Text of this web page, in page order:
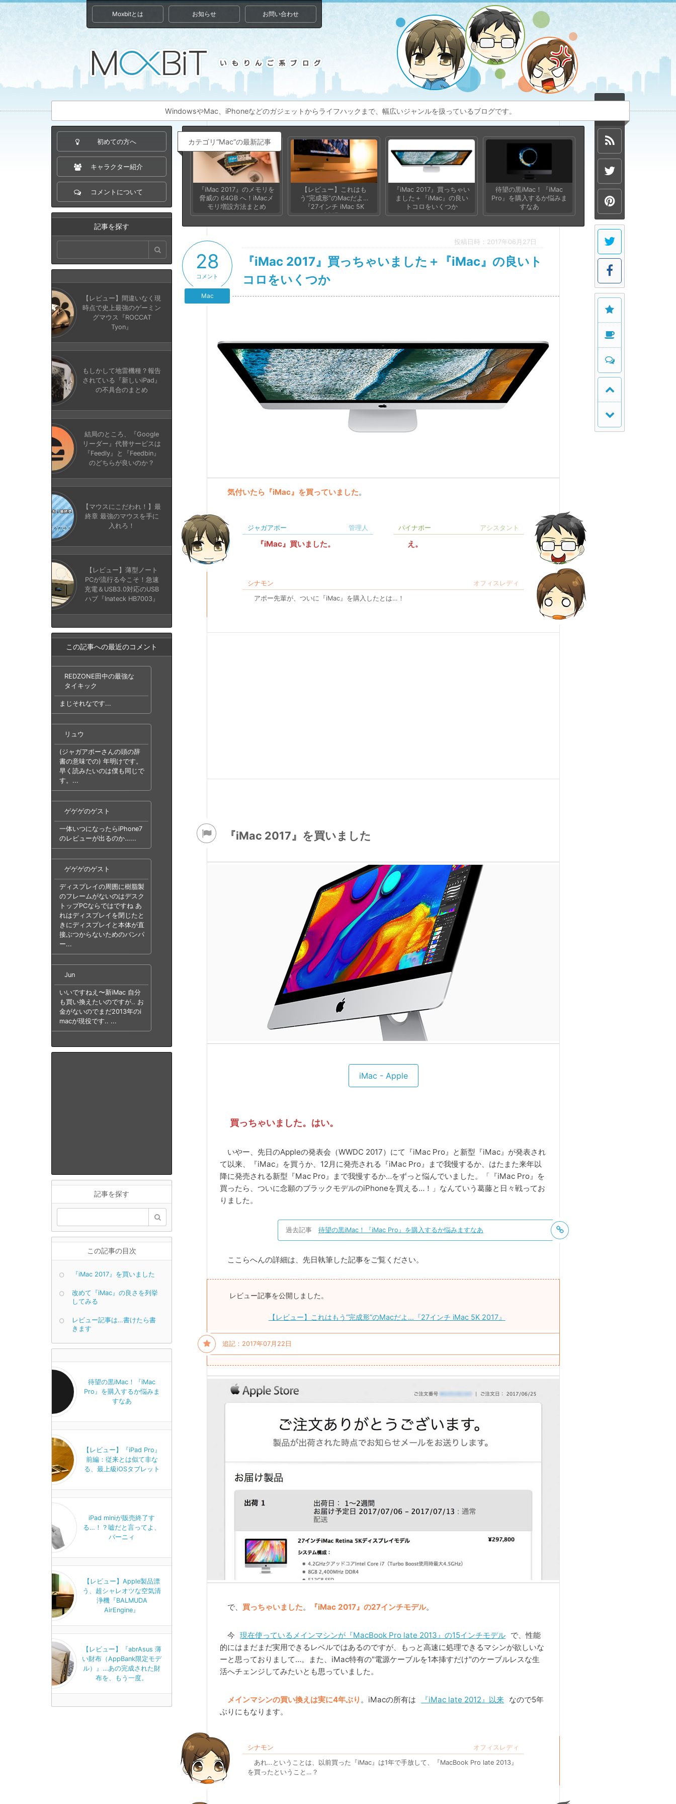
Moxbitとは お知らせ お問い合わせ
WindowsやMac、iPhoneなどのガジェットからライフハックまで、幅広いジャンルを扱っているブログです。
初めての方へ
キャラクター紹介
コメントについて
記事を探す
【レビュー】間違いなく現
時点で史上最強のゲーミン
グマウス『ROCCAT
Tyon』
もしかして地雷機種？報告
されている『新しいiPad』
の不具合のまとめ
結局のところ、『Google
リーダー』代替サービスは
『Feedly』と『Feedbin』
のどちらが良いのか？
【マウスにこだわれ！】最
終章 最強のマウスを手に
入れろ！
【レビュー】薄型ノート
PCが流行る今こそ！急速
充電＆USB3.0対応のUSB
ハブ『Inateck HB7003』
この記事への最近のコメント
REDZONE田中の最強な
タイキック
まじそれなです...
リュウ
(ジャガアポーさんの頭の辞
書の意味での) 年明けです。
早く読みたいのは僕も同じで
す。...
ゲゲゲのゲスト
一体いつになったらiPhone7
のレビューが出るのか…...
ゲゲゲのゲスト
ディスプレイの周囲に樹脂製
のフレームがないのはデスク
トップPCならではですね あ
れはディスプレイを閉じたと
きにディスプレイと本体が直
接ぶつからないためのバンパ
ー...
Jun
いいですねえ〜新iMac 自分
も買い換えたいのですが.. お
金がないのでまだ2013年のi
macが現役です.. ...
記事を探す
この記事の目次
『iMac 2017』を買いました
改めて『iMac』の良さを列挙
してみる
レビュー記事は…書けたら書
きます
待望の黒iMac！『iMac
Pro』を購入するか悩みま
すなあ
【レビュー】『iPad Pro』
前編：従来とは似て非な
る、最上級iOSタブレット
iPad miniが販売終了す
る…！？嘘だと言ってよ、
バーニィ
【レビュー】Apple製品漂
う、超シャレオツな空気清
浄機『BALMUDA
AirEngine』
【レビュー】『abrAsus 薄
い財布（AppBank限定モデ
ル）』…あの完成された財
布を、もう一度。
カテゴリ“Mac”の最新記事
『iMac 2017』のメモリを
脅威の 64GB へ！iMacメ
モリ増設方法まとめ
【レビュー】これはも
う“完成形”のMacだよ…
『27インチ iMac 5K
2017』
『iMac 2017』買っちゃい
ました＋『iMac』の良い
トコロをいくつか
待望の黒iMac！『iMac
Pro』を購入するか悩みま
すなあ
投稿日時：2017年06月27日
『iMac 2017』買っちゃいました＋『iMac』の良いト
コロをいくつか
28
コメント
Mac
気付いたら『iMac』を買っていました。
ジャガアポー
『iMac』買いました。
パイナポー
え。
シナモン
アポー先輩が、ついに『iMac』を購入したとは…！
『iMac 2017』を買いました
iMac - Apple
買っちゃいました。はい。
いやー、先日のAppleの発表会（WWDC 2017）にて『iMac Pro』と新型『iMac』が発表され
て以来、『iMac』を買うか、12月に発売される『iMac Pro』まで我慢するか、はたまた来年以
降に発売される新型『Mac Pro』まで我慢するか…をずっと悩んでいました。「『iMac Pro』を
買ったら、ついに念願のブラックモデルのiPhoneを買える…！」なんていう葛藤と日々戦ってお
りました。
過去記事 待望の黒iMac！『iMac Pro』を購入するか悩みますなあ
ここらへんの詳細は、先日執筆した記事をご覧ください。
レビュー記事を公開しました。
【レビュー】これはもう“完成形”のMacだよ…『27インチ iMac 5K 2017』
追記：2017年07月22日
で、 買っちゃいました。 『iMac 2017』の27インチモデル。
今 現在使っているメインマシンが『MacBook Pro late 2013』の15インチモデル で、性能
的にはまだまだ実用できるレベルではあるのですが、もっと高速に処理できるマシンが欲しいな
ーと思っておりまして…。また、iMac特有の"電源ケーブルを1本挿すだけ"のケーブルレスな生
活へチェンジしてみたいとも思っていました。
メインマシンの買い換えは実に4年ぶり 。iMacの所有は 『iMac late 2012』以来 なので5年
ぶりにもなります。
シナモン
あれ…ということは、以前買った『iMac』は1年で手放して、『MacBook Pro late 2013』
を買ったということ…？